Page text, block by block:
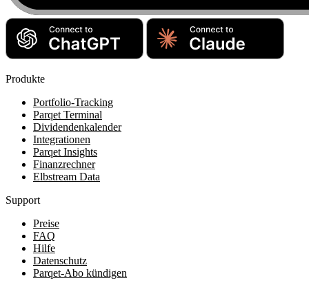
Produkte
Portfolio-Tracking
Parqet Terminal
Dividendenkalender
Integrationen
Parqet Insights
Finanzrechner
Elbstream Data
Support
Preise
FAQ
Hilfe
Datenschutz
Parqet-Abo kündigen